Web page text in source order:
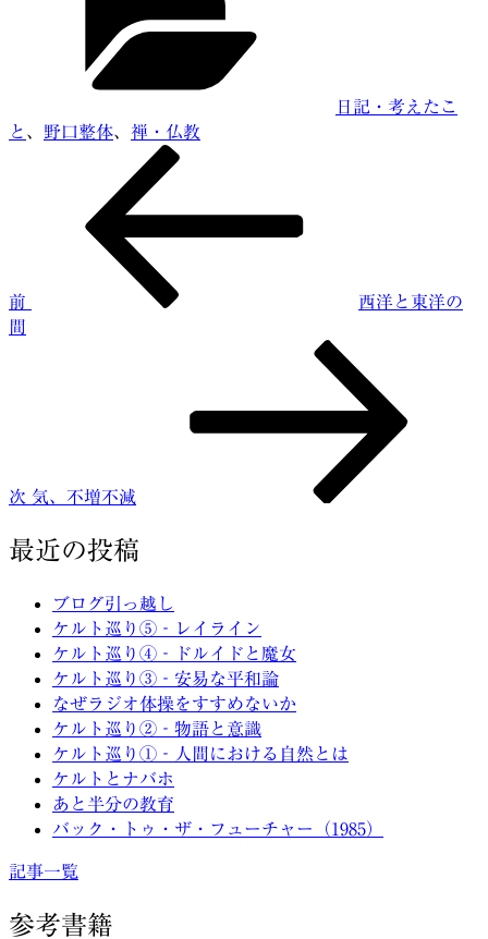
日記・考えたこ
と 、 野口整体、 禅・仏教
ゲ
前
西洋と東洋の
間
次 気、不増不減
最近の投稿
ブログ引っ越し
ケルト巡り⑤‐レイライン
ケルト巡り④‐ドルイドと魔女
ケルト巡り③‐安易な平和論
なぜラジオ体操をすすめないか
ケルト巡り②‐物語と意識
ケルト巡り①‐人間における自然とは
ケルトとナバホ
あと半分の教育
バック・トゥ・ザ・フューチャー（1985）
記事一覧
参考書籍